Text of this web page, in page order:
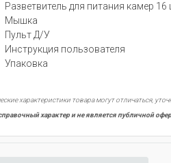
Разветвитель для питания камер 16
Мышка
Пульт Д/У
Инструкция пользователя
Упаковка
характеристики товара могут отличаться,
характер и не является публичной